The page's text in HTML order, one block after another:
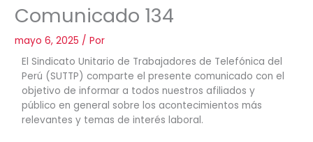
Comunicado 134
mayo 6, 2025 / Por
El Sindicato Unitario de Trabajadores de Telefónica del
Perú (SUTTP) comparte el presente comunicado con el
objetivo de informar a todos nuestros afiliados y
público en general sobre los acontecimientos más
relevantes y temas de interés laboral.